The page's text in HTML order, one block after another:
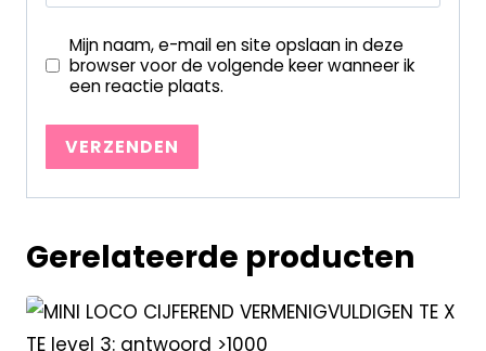
Mijn naam, e-mail en site opslaan in deze
browser voor de volgende keer wanneer ik
een reactie plaats.
Gerelateerde producten